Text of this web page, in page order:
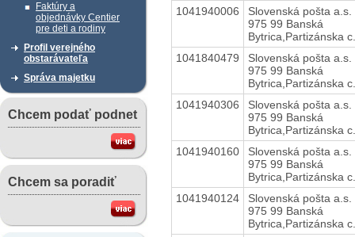
Faktúry a
objednávky Centier
pre deti a rodiny
Profil verejného
obstarávateľa
Správa majetku
Chcem podať podnet
Chcem sa poradiť
1041940006
Slovenská pošta a.s.
975 99 Banská
Bytrica,Partizánska
1041840479
Slovenská pošta a.s.
975 99 Banská
Bytrica,Partizánska
1041940306
Slovenská pošta a.s.
975 99 Banská
Bytrica,Partizánska
1041940160
Slovenská pošta a.s.
975 99 Banská
Bytrica,Partizánska
1041940124
Slovenská pošta a.s.
975 99 Banská
Bytrica,Partizánska